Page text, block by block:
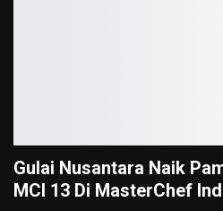
Gulai Nusantara Naik
MCI 13 Di MasterChef